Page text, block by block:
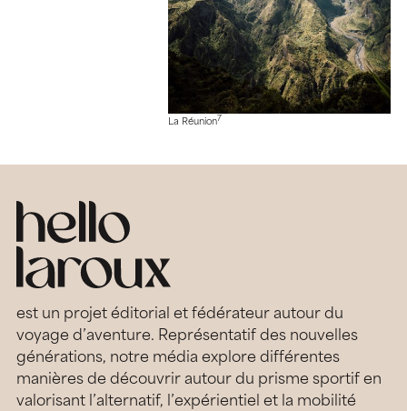
La Réunion7
est un projet éditorial et fédérateur autour du
voyage d’aventure. Représentatif des nouvelles
générations, notre média explore différentes
manières de découvrir autour du prisme sportif en
valorisant l’alternatif, l’expérientiel et la mobilité